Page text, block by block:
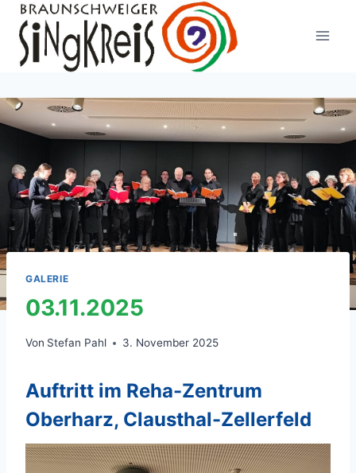
Zum
Inhalt
springen
GALERIE
03.11.2025
Von Stefan Pahl 3. November 2025
Auftritt im Reha-Zentrum
Oberharz, Clausthal-Zellerfeld